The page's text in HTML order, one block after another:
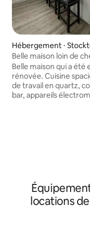
Hébergement ⋅
Belle maison loin de
chambres
Belle maison qui a
rénovée. Cuisine spacieuse avec plans
de travail en quartz,
bar, appareils
professionnels en
voyageurs d'affaires,
distance, les
locations